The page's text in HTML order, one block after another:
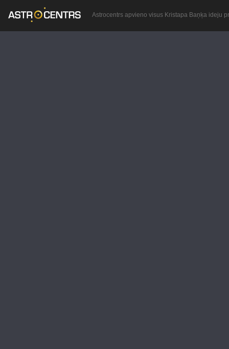
Astrocentrs apvieno visus Kristapa Baņķa ideju